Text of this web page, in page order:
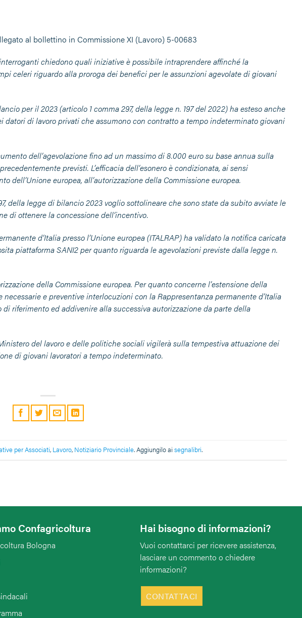
al bollettino in Commissione XI (Lavoro) 5-00683
chiedono quali iniziative è possibile intraprendere affinché la
celeri riguardo alla proroga dei benefici per le assunzioni agevolate di giovani
per il 2023 (articolo 1 comma 297, della legge n. 197 del 2022) ha esteso anche
datori di lavoro privati che assumono con contratto a tempo indeterminato giovani
dell’agevolazione fino ad un massimo di 8.000 euro su base annua sulla
previsti. L’efficacia dell’esonero è condizionata, ai sensi
dell’Unione europea, all’autorizzazione della Commissione europea.
della legge di bilancio 2023 voglio sottolineare che sono state da subito avviate le
di ottenere la concessione dell’incentivo.
d’Italia presso l’Unione europea (ITALRAP) ha validato la notifica caricata
piattaforma SANI2 per quanto riguarda le agevolazioni previste dalla legge n.
della Commissione europea. Per quanto concerne l’estensione della
e preventive interlocuzioni con la Rappresentanza permanente d’Italia
riferimento ed addivenire alla successiva autorizzazione da parte della
del lavoro e delle politiche sociali vigilerà sulla tempestiva attuazione dei
di giovani lavoratori a tempo indeterminato.
per Associati, Lavoro, Notiziario Provinciale. Aggiungilo ai segnalibri.
Confagricoltura
Bologna
Hai bisogno di informazioni?
Vuoi contattarci per ricevere assistenza,
lasciare un commento o chiedere
informazioni?
CONTATTACI